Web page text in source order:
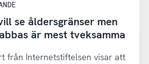
se åldersgränser men
är mest tveksamma
från Internetstiftelsen visar att